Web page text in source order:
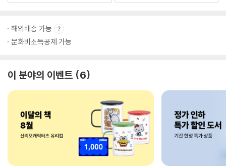
해외배송 가능
문화비소득공제 가능
이 분야의 이벤트 6